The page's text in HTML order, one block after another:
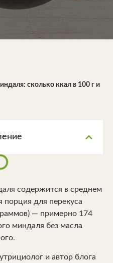
сколько ккал в 100 г и
содержится в среднем
порция для перекуса
— примерно 174
миндаля без масла
и автор блога